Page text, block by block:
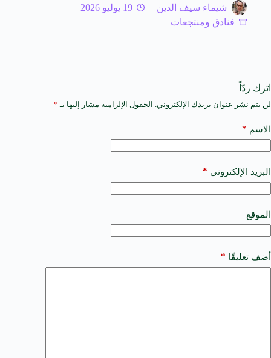
شيماء سيف الدين
19 يوليو 2026
فنادق ومنتجعات
اترك ردّاً
لن يتم نشر عنوان بريدك الإلكتروني. الحقول الإلزامية مشار إليها بـ *
الاسم *
البريد الإلكتروني *
الموقع
أضف تعليقًا *
A
t
e
a
t
i
e
: